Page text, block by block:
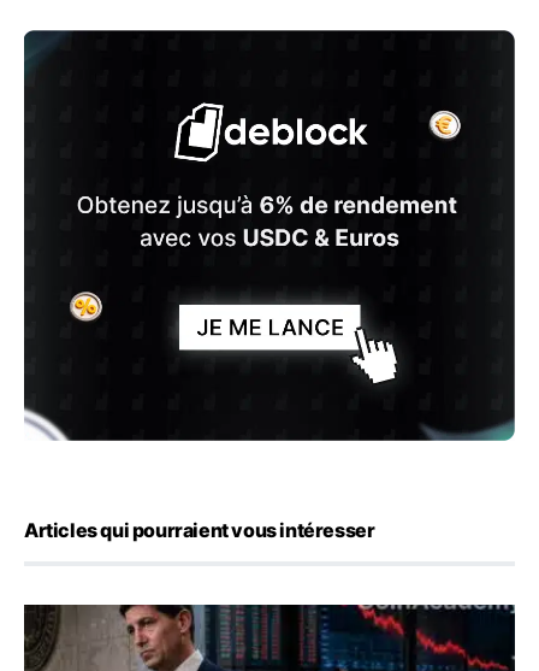
Articles qui pourraient vous intéresser
Kevin Warsh maintient sa communication minimaliste